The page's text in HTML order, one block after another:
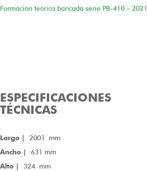
Formación teórica bancada serie PB-410 – 2021
ESPECIFICACIONES
TÉCNICAS
Largo | 2001 mm
Ancho | 631 mm
Alto | 324 mm